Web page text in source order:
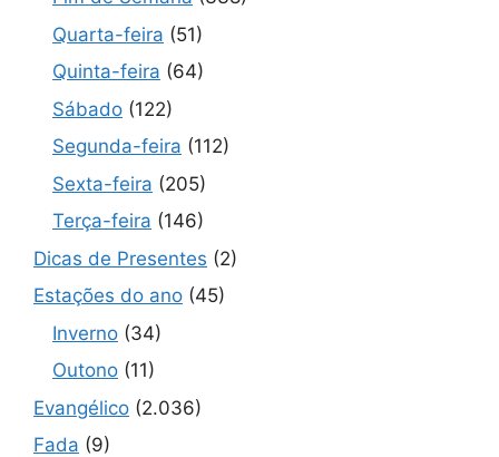
Quarta-feira (51)
Quinta-feira (64)
Sábado (122)
Segunda-feira (112)
Sexta-feira (205)
Terça-feira (146)
Dicas de Presentes (2)
Estações do ano (45)
Inverno (34)
Outono (11)
Evangélico (2.036)
Fada (9)